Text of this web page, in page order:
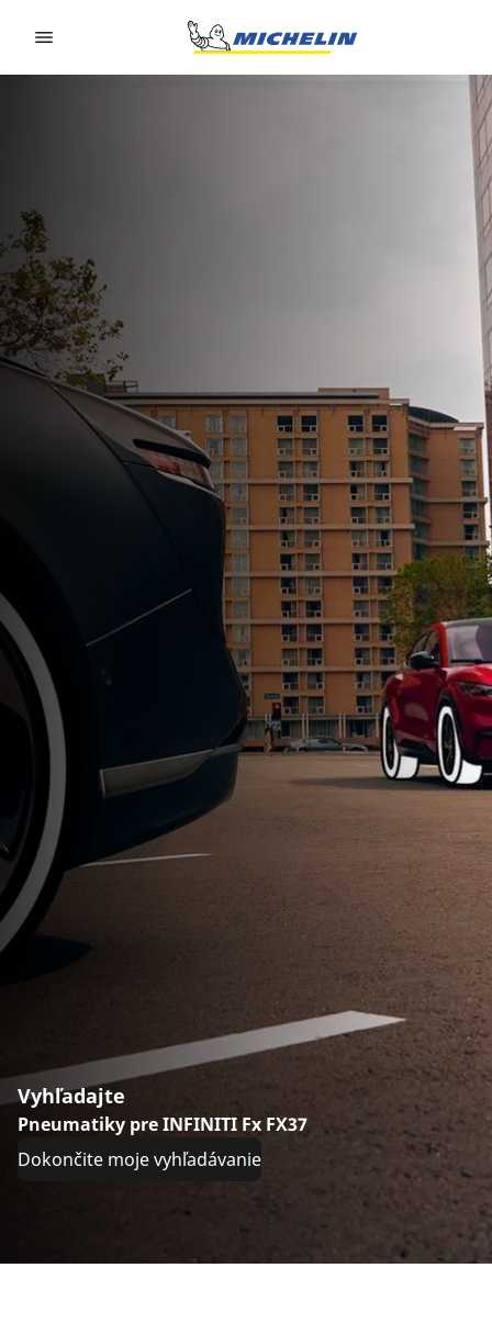
Vyhľadajte
Pneumatiky pre INFINITI Fx FX37
Dokončite moje vyhľadávanie